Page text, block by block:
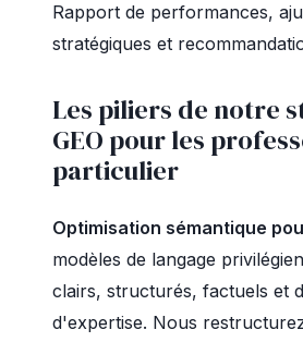
Rapport de performances,
stratégiques et
Les piliers de notre
GEO pour les
particulier
Optimisation sémantique
modèles de langage
clairs, structurés, factuels et
d'expertise. Nous